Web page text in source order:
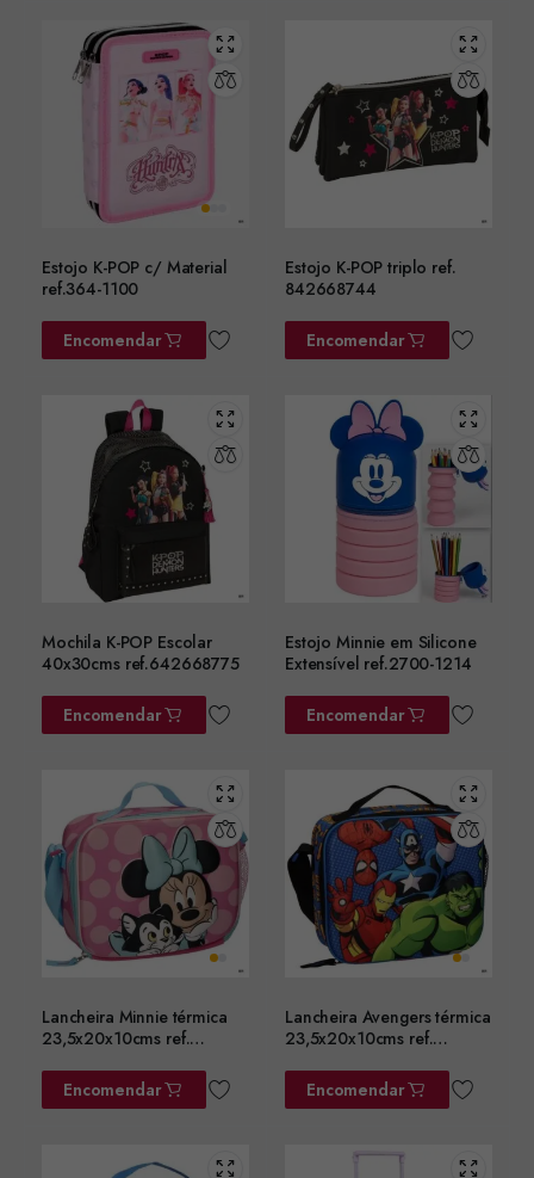
Estojo K-POP c/ Material
ref.364-1100
Encomendar
Estojo K-POP triplo ref.
842668744
Encomendar
Mochila K-POP Escolar
40x30cms ref.642668775
Encomendar
Estojo Minnie em Silicone
Extensível ref.2700-1214
Encomendar
Lancheira Minnie térmica
23,5x20x10cms ref.
Encomendar
Lancheira Avengers térmica
23,5x20x10cms ref.
Encomendar